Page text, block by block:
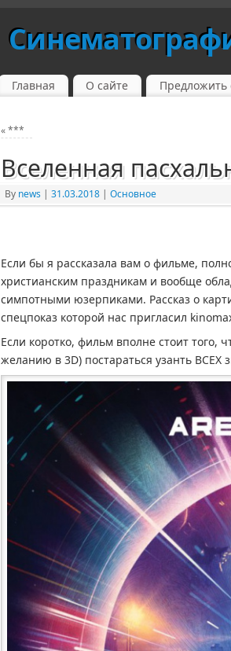
Главная О сайте Предложить
«***
Вселенная
By news | 31.03.2018 | Основное
Если бы я рассказала вам о фильме,
христианским праздникам и вообще
симпотными юзерпиками. Рассказ о
спецпоказ которой нас пригласил
Если коротко, фильм вполне стоит того,
желанию в 3D) постараться узанть ВСЕХ